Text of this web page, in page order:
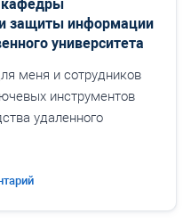
кафедры
защиты информации
университета
меня и сотрудников
инструментов
удаленного